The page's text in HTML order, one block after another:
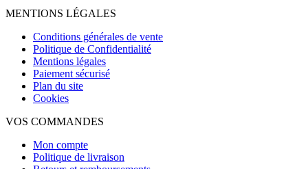
MENTIONS LÉGALES
Conditions générales de vente
Politique de Confidentialité
Mentions légales
Paiement sécurisé
Plan du site
Cookies
VOS COMMANDES
Mon compte
Politique de livraison